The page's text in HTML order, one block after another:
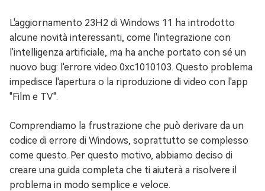
L'aggiornamento 23H2 di Windows 11 ha introdotto
alcune novità interessanti, come l'integrazione con
l'intelligenza artificiale, ma ha anche portato con sé un
nuovo bug: l'errore video 0xc1010103. Questo problema
impedisce l'apertura o la riproduzione di video con l'app
"Film e TV".
Comprendiamo la frustrazione che può derivare da un
codice di errore di Windows, soprattutto se complesso
come questo. Per questo motivo, abbiamo deciso di
creare una guida completa che ti aiuterà a risolvere il
problema in modo semplice e veloce.